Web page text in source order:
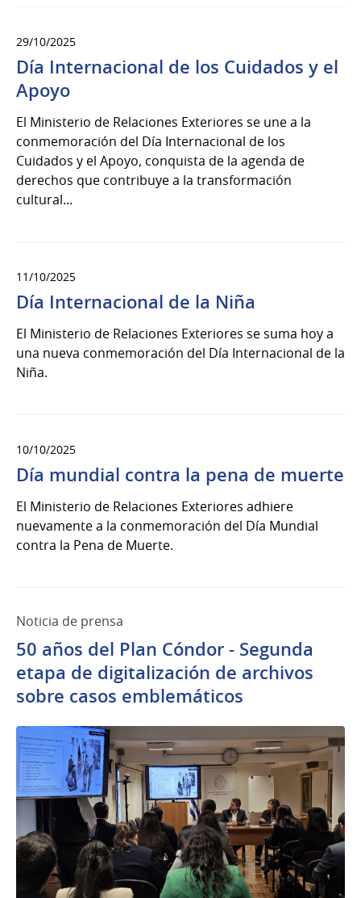
29/10/2025
Día Internacional de los Cuidados y el
Apoyo
El Ministerio de Relaciones Exteriores se une a la
conmemoración del Día Internacional de los
Cuidados y el Apoyo, conquista de la agenda de
derechos que contribuye a la transformación
cultural...
11/10/2025
Día Internacional de la Niña
El Ministerio de Relaciones Exteriores se suma hoy a
una nueva conmemoración del Día Internacional de la
Niña.
10/10/2025
Día mundial contra la pena de muerte
El Ministerio de Relaciones Exteriores adhiere
nuevamente a la conmemoración del Día Mundial
contra la Pena de Muerte.
Noticia de prensa
50 años del Plan Cóndor - Segunda
etapa de digitalización de archivos
sobre casos emblemáticos